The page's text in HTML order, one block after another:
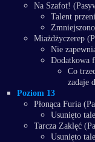
Na Szafot!
Talent
Miażdżyczerep
Nie
Dodatkowa
Co
zadaje
Poziom 13
Płonąca Furia
Usunięto
Tarcza Zaklęć
Usunięto